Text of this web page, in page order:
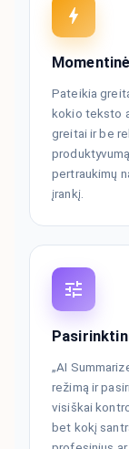
Pateikia
kokio teksto
greitai ir be
pertraukimų
įrankį.
„AI
režimą ir
visiškai
bet kokį